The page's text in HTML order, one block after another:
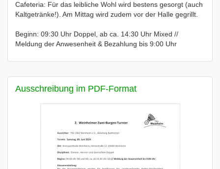
Cafeteria: Für das leibliche Wohl wird bestens gesorgt (auch
Kaltgetränke!). Am Mittag wird zudem vor der Halle gegrillt.
Beginn: 09:30 Uhr Doppel, ab ca. 14:30 Uhr Mixed //
Meldung der Anwesenheit & Bezahlung bis 9:00 Uhr
Ausschreibung im PDF-Format